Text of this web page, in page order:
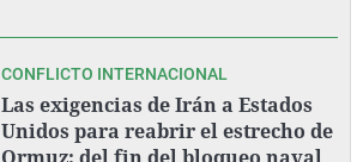
CONFLICTO INTERNACIONAL
Las exigencias de Irán a Estados
Unidos para reabrir el estrecho de